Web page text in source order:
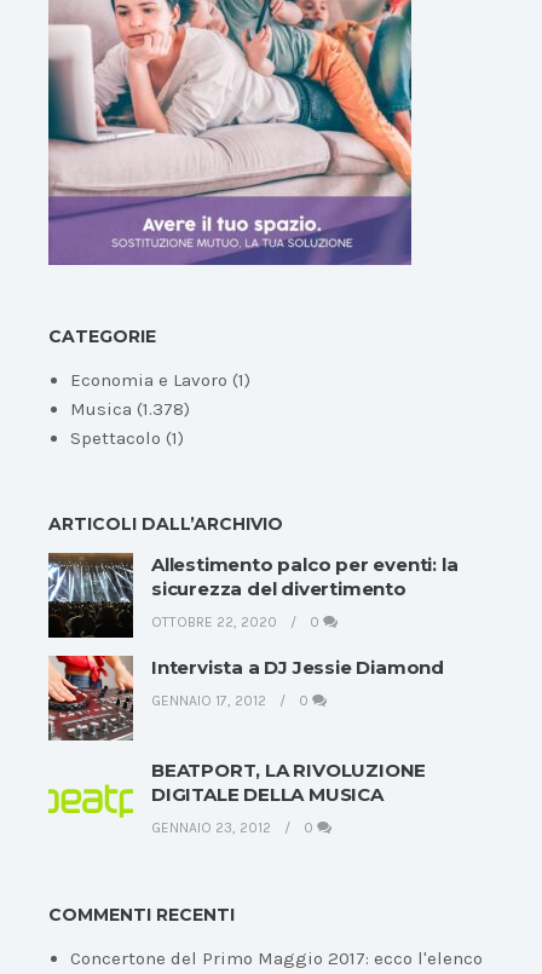
CATEGORIE
Economia e Lavoro (1)
Musica (1.378)
Spettacolo (1)
ARTICOLI DALL’ARCHIVIO
Allestimento palco per eventi: la
sicurezza del divertimento
OTTOBRE 22, 2020 0
Intervista a DJ Jessie Diamond
GENNAIO 17, 2012 0
BEATPORT, LA RIVOLUZIONE
DIGITALE DELLA MUSICA
GENNAIO 23, 2012 0
COMMENTI RECENTI
Concertone del Primo Maggio 2017: ecco l'elenco